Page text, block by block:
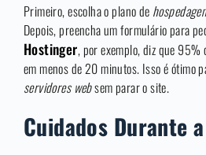
Primeiro, escolha o plano de
Depois, preencha um formulário para
Hostinger, por exemplo, diz que
em menos de 20 minutos. Isso é ótimo
servidores websem parar o site.
Cuidados Durante